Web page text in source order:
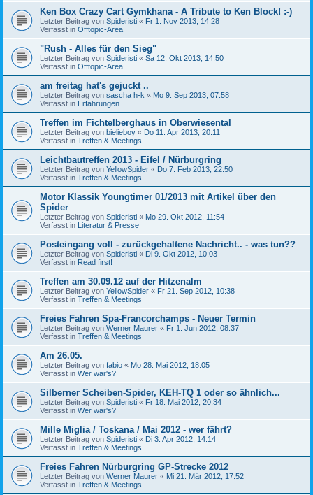
Ken Box Crazy Cart Gymkhana - A Tribute to Ken Block! :-)
Letzter Beitrag von Spideristi « Fr 1. Nov 2013, 14:28
Verfasst in Offtopic-Area
"Rush - Alles für den Sieg"
Letzter Beitrag von Spideristi « Sa 12. Okt 2013, 14:50
Verfasst in Offtopic-Area
am freitag hat's gejuckt ..
Letzter Beitrag von sascha h-k « Mo 9. Sep 2013, 07:58
Verfasst in Erfahrungen
Treffen im Fichtelberghaus in Oberwiesental
Letzter Beitrag von bielieboy « Do 11. Apr 2013, 20:11
Verfasst in Treffen & Meetings
Leichtbautreffen 2013 - Eifel / Nürburgring
Letzter Beitrag von YellowSpider « Do 7. Feb 2013, 22:50
Verfasst in Treffen & Meetings
Motor Klassik Youngtimer 01/2013 mit Artikel über den
Spider
Letzter Beitrag von Spideristi « Mo 29. Okt 2012, 11:54
Verfasst in Literatur & Presse
Posteingang voll - zurückgehaltene Nachricht.. - was tun??
Letzter Beitrag von Spideristi « Di 9. Okt 2012, 10:03
Verfasst in Read first!
Treffen am 30.09.12 auf der Hitzenalm
Letzter Beitrag von YellowSpider « Fr 21. Sep 2012, 10:38
Verfasst in Treffen & Meetings
Freies Fahren Spa-Francorchamps - Neuer Termin
Letzter Beitrag von Werner Maurer « Fr 1. Jun 2012, 08:37
Verfasst in Treffen & Meetings
Am 26.05.
Letzter Beitrag von fabio « Mo 28. Mai 2012, 18:05
Verfasst in Wer war's?
Silberner Scheiben-Spider, KEH-TQ 1 oder so ähnlich...
Letzter Beitrag von Spideristi « Fr 18. Mai 2012, 20:34
Verfasst in Wer war's?
Mille Miglia / Toskana / Mai 2012 - wer fährt?
Letzter Beitrag von Spideristi « Di 3. Apr 2012, 14:14
Verfasst in Treffen & Meetings
Freies Fahren Nürburgring GP-Strecke 2012
Letzter Beitrag von Werner Maurer « Mi 21. Mär 2012, 17:52
Verfasst in Treffen & Meetings